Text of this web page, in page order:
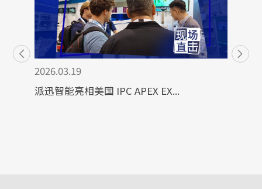
2026.03.19
派迅智能亮相美国 IPC APEX EX...